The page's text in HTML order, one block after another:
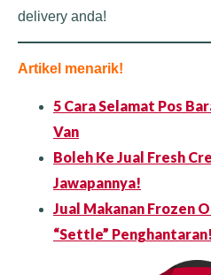
delivery anda!
Artikel menarik!
5 Cara Selamat Pos
Van
Boleh Ke Jual Fresh
Jawapannya!
Jual Makanan Frozen
“Settle” Penghantaran!